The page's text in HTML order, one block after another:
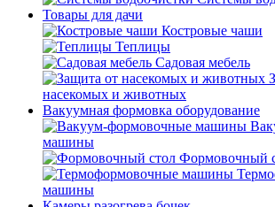
Товары для дачи
Костровые чаши
Теплицы
Садовая мебель
насекомых и животных
Вакуумная формовка оборудование
машины
Формовочный
машины